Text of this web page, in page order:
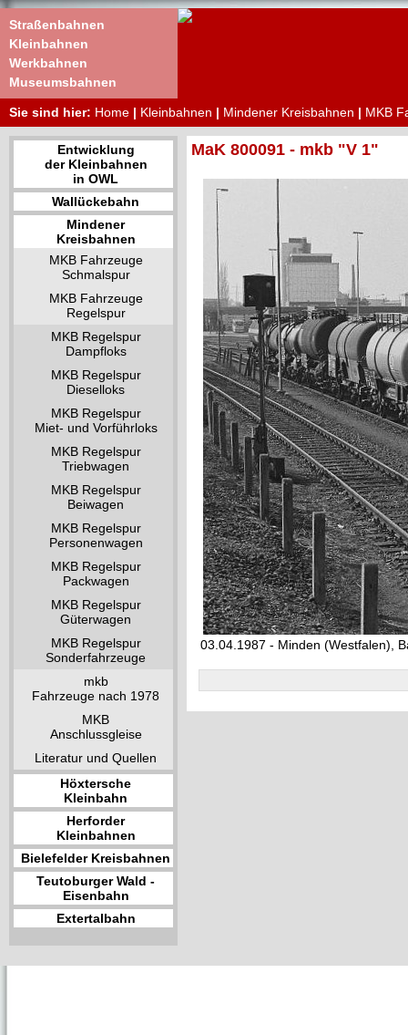
Straßenbahnen
Kleinbahnen
Werkbahnen
Museumsbahnen
Sie sind hier: Home | Kleinbahnen | Mindener Kreisbahnen | MKB
Entwicklung
der Kleinbahnen
in OWL
Wallückebahn
Mindener
Kreisbahnen
MKB Fahrzeuge
Schmalspur
MKB Fahrzeuge
Regelspur
MKB Regelspur
Dampfloks
MKB Regelspur
Dieselloks
MKB Regelspur
Miet- und Vorführloks
MKB Regelspur
Triebwagen
MKB Regelspur
Beiwagen
MKB Regelspur
Personenwagen
MKB Regelspur
Packwagen
MKB Regelspur
Güterwagen
MKB Regelspur
Sonderfahrzeuge
mkb
Fahrzeuge nach 1978
MKB
Anschlussgleise
Literatur und Quellen
Höxtersche
Kleinbahn
Herforder
Kleinbahnen
Bielefelder Kreisbahnen
Teutoburger Wald -
Eisenbahn
Extertalbahn
MaK 800091 - mkb "V 1"
03.04.1987 - Minden (Westfalen),